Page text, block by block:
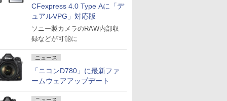
CFexpress 4.0 Type Aに「デ
ュアルVPG」対応版
ソニー製カメラのRAW内部収
録などが可能に
ニュース
「ニコンD780」に最新ファ
ームウェアアップデート
ニュース